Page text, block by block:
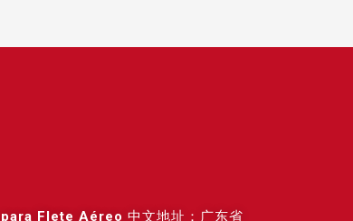
Flete Aéreo 中文地址：广东省